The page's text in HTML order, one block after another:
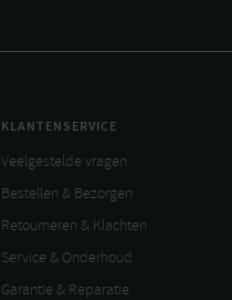
KLANTENSERVICE
Veelgestelde vragen
Bestellen & Bezorgen
Retourneren & Klachten
Service & Onderhoud
Garantie & Reparatie